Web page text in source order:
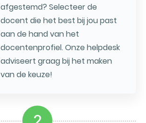
afgestemd? Selecteer de
docent die het best bij jou past
aan de hand van het
docentenprofiel. Onze helpdesk
adviseert graag bij het maken
van de keuze!